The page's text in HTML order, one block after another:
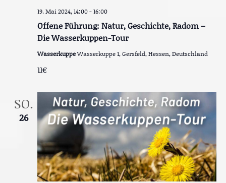
u
d
n
s
i
c
h
t
Offene Führung: Natur, Geschichte, Radom –
Die Wasserkuppen-Tour
19. Mai 2024, 14:00-16:00
WasserkuppeWasserkuppe 1, Gersfeld, Hessen, Deutschland
11€
SO.
26